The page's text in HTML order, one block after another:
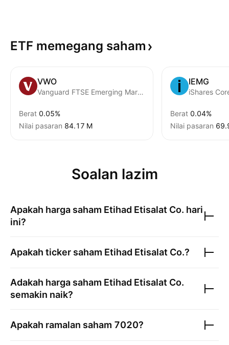
ETF memegang saham
VWO
Vanguard FTSE Emerging Markets ETF
Berat 0.05%
Nilai pasaran ‪84.17 M‬
IEMG
Berat 0.04%
Nilai pasaran
Soalan lazim
Apakah harga saham Etihad Etisalat Co. hari
ini?
Apakah ticker saham Etihad Etisalat Co.?
Adakah harga saham Etihad Etisalat Co.
semakin naik?
Apakah ramalan saham 7020?